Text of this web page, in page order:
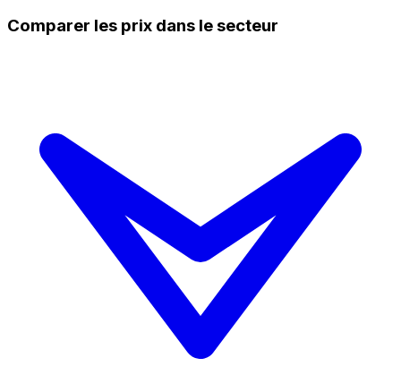
Comparer les prix dans le secteur